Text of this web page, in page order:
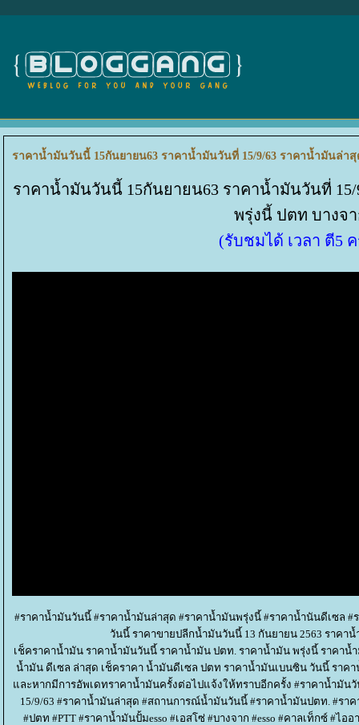
ราคาน้ำมันวันนี้ 15กันยายน63 ราคาน้ำมันวันที่ 15/9/63 ราคาน้ำมันล่า
ราคาน้ำมันวันนี้ 15กันยายน63 ราคาน้ำมันวันที่
พรุ่งนี้ ปตท บางจ
(รับชมได้ เวลา ตี5
#ราคาน้ำมันวันนี้ #ราคาน้ำมันล่าสุด #ราคาน้ำมันพรุ่งนี้ #ราคาน้ำนันดีเซล
วันนี้ ราคาขายปลีกน้ำมันวันนี้ 13 กันยายน 2563 ราคา
เช็คราคาน้ำมัน ราคาน้ำมันวันนี้ ราคาน้ำมัน ปตท. ราคาน้ำมัน พรุ่งนี้ ราคาน้ำ
น้ำมัน ดีเซล ล่าสุด เช็คราคา น้ำมันดีเซล ปตท ราคาน้ำมันเบนซิน วันนี้ ราค
ละหากมีการอัพเดทราคาน้ำมันครั้งต่อไปแจ้งให้ทราบอีกครั้ง #ราคาน้ำมันวั
15/9/63 #ราคาน้ำมันล่าสุด #สถานการณ์น้ำมันวันนี้ #ราคาน้ำมันปตท. #รา
#ปตท #PTT #ราคาน้ำมันปั้มesso #เอสโซ่ #บางจาก #esso #คาลเท็กซ์ #ไอ